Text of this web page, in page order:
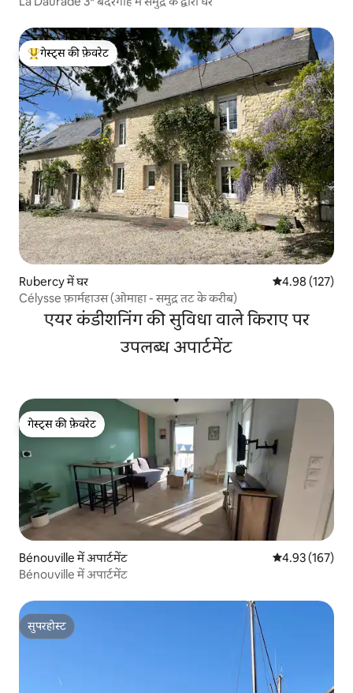
गेस्ट्स का टॉप फ़ेवरेट
गेस्ट्स की फ़ेवरेट
Rubercy में घर औसत रेटिंग 5 में से
4.98 (127)
Célysse फ़ार्महाउस (ओमाहा - समुद्र तट के करीब)
एयर कंडीशनिंग की सुविधा वाले किराए पर
उपलब्ध अपार्टमेंट
गेस्ट्स की फ़ेवरेट
गेस्ट्स की फ़ेवरेट
Bénouville में अपार्टमेंट औसत रेटिंग 5 में से
4.93 (167)
Bénouville में अपार्टमेंट
सुपरहोस्ट
सुपरहोस्ट